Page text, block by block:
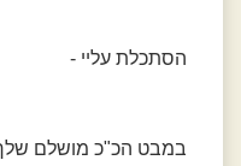
הסתכלת עליי -
במבט הכ"כ מושלם